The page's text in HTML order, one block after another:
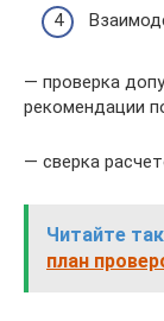
— проверка
рекомендации
— сверка
Читайте
план